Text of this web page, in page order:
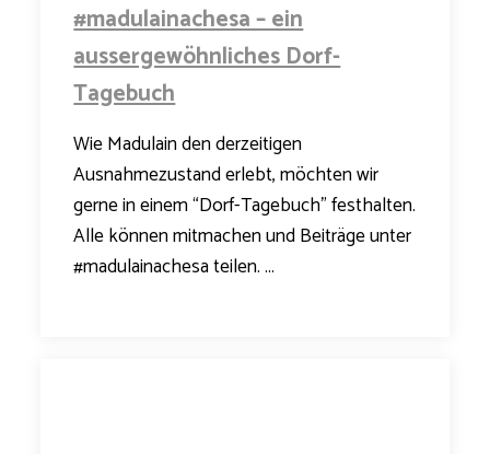
#madulainachesa – ein
aussergewöhnliches Dorf-
Tagebuch
Wie Madulain den derzeitigen
Ausnahmezustand erlebt, möchten wir
gerne in einem “Dorf-Tagebuch” festhalten.
Alle können mitmachen und Beiträge unter
#madulainachesa teilen. ...